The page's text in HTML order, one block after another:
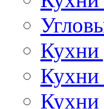
Кухни
Кухни
Кухни